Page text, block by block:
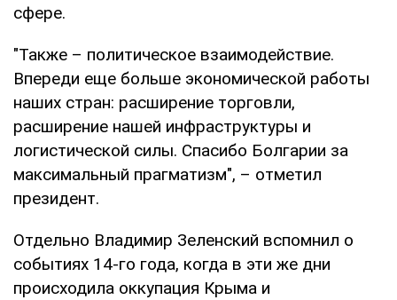
сфере.
"Также – политическое взаимодействие.
Впереди еще больше экономической работы
наших стран: расширение торговли,
расширение нашей инфраструктуры и
логистической силы. Спасибо Болгарии за
максимальный прагматизм", – отметил
президент.
Отдельно Владимир Зеленский вспомнил о
событиях 14-го года, когда в эти же дни
происходила оккупация Крыма и